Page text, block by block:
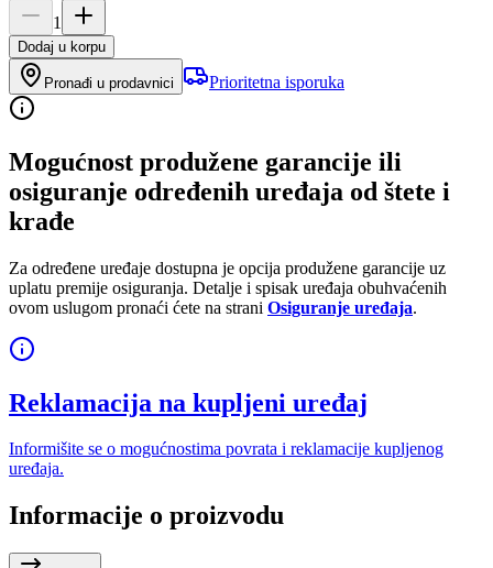
1
Dodaj u korpu
Pronađi u prodavnici Prioritetna isporuka
Mogućnost produžene garancije ili
osiguranje određenih uređaja od štete i
krađe
Za određene uređaje dostupna je opcija produžene garancije uz
uplatu premije osiguranja. Detalje i spisak uređaja obuhvaćenih
ovom uslugom pronaći ćete na strani Osiguranje uređaja.
Reklamacija na kupljeni uređaj
Informišite se o mogućnostima povrata i reklamacije kupljenog
uređaja.
Informacije o proizvodu